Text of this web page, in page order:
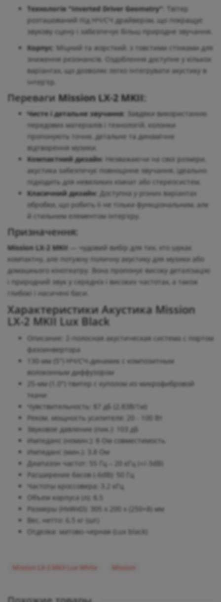
Технологія "Inverted Driver Geometry"
: Твітер
розташований під НЧ/СЧ драйвером, що покращує
звукову сцену і забезпечує більш природне звучання.
Корпус : Міцний та жорсткий, з товстими стінками для
зниження резонансів. Оздоблення доступне у кількох
варіантах, що дозволяє легко інтегрувати акустику в
інтер'єр.
Переваги Mission LX-2 MKII:
Чисте і детальне звучання: Завдяки використанню
передових матеріалів і технологій, колонки
пропонують точне, детальне та динамічне
відтворення музики.
Компактний дизайн: Незважаючи на свої розміри,
акустика забезпечує повноцінне звучання, ідеально
підходить для невеликих кімнат або стереосистем.
Класичний дизайн: Доступна у різних варіантах
обробки, що робить її не тільки функціональним, але
й стильним елементом інтер’єру.
Призначення:
Mission LX-2 MKII — чудовий вибір для тих, хто шукає
компактну, але потужну поличну акустику для музики або
домашнього кінотеатру. Вона пропонує високу деталізацію
і природний звук у середніх і високих частотах, а також
глибокі і насичені баси.
Характеристики Акустика Mission
LX-2 MKII Lux Black
Описание: 2-полосная акустическая система с портом
фазоинвертора
130-мм (5") НЧ/СЧ-динамик с композитным
волоконным диффузором
25-мм (1.0") твитер с куполом из микрофибровой
ткани
Чувствительность: 87 дБ (2.83В/1м)
Реком. мощность усилителя: 20 - 100 Вт
Звуковое давление (пик.): 103 дБ
Импеданс (номин.): 8 Ом совместимость
Импеданс (мин.): 3.8 Ом
Диапазон частот: 55 Гц – 20 кГц (+/-3dB)
Расширение басов (-6dB): 50 Гц
Частоты кроссовера: 3.2 кГц
Объем корпуса (л): 8.5
Размеры (HxWxD): 305 x 200 x (250+8) мм
Вес, нетто: 6.5 кг (шт)
Отделка: матово-черная (Lux black)
Mission LX-2 MKII Lux White Mission